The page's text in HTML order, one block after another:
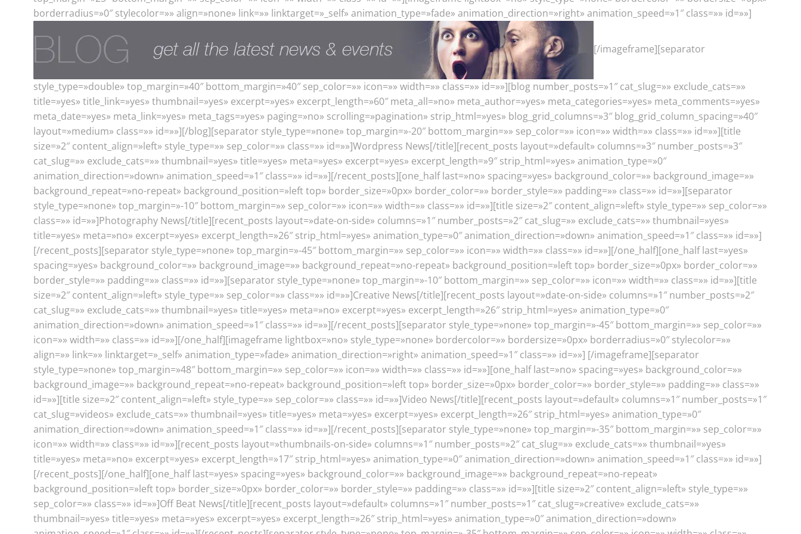
borderradius=»0″ stylecolor=»» align=»none» link=»» linktarget=»_self» animation_type=»fade» animation_direction=»right» animation_speed=»1″ class=»» id=»»]
[/imageframe][separator
style_type=»double» top_margin=»40″ bottom_margin=»40″ sep_color=»» icon=»» width=»» class=»» id=»»][blog number_posts=»1″ cat_slug=»» exclude_cats=»»
title=»yes» title_link=»yes» thumbnail=»yes» excerpt=»yes» excerpt_length=»60″ meta_all=»no» meta_author=»yes» meta_categories=»yes» meta_comments=»yes»
meta_date=»yes» meta_link=»yes» meta_tags=»yes» paging=»no» scrolling=»pagination» strip_html=»yes» blog_grid_columns=»3″ blog_grid_column_spacing=»40″
layout=»medium» class=»» id=»»][/blog][separator style_type=»none» top_margin=»-20″ bottom_margin=»» sep_color=»» icon=»» width=»» class=»» id=»»][title
size=»2″ content_align=»left» style_type=»» sep_color=»» class=»» id=»»]Wordpress News[/title][recent_posts layout=»default» columns=»3″ number_posts=»3″
cat_slug=»» exclude_cats=»» thumbnail=»yes» title=»yes» meta=»yes» excerpt=»yes» excerpt_length=»9″ strip_html=»yes» animation_type=»0″
animation_direction=»down» animation_speed=»1″ class=»» id=»»][/recent_posts][one_half last=»no» spacing=»yes» background_color=»» background_image=»»
background_repeat=»no-repeat» background_position=»left top» border_size=»0px» border_color=»» border_style=»» padding=»» class=»» id=»»][separator
style_type=»none» top_margin=»-10″ bottom_margin=»» sep_color=»» icon=»» width=»» class=»» id=»»][title size=»2″ content_align=»left» style_type=»» sep_color=»»
class=»» id=»»]Photography News[/title][recent_posts layout=»date-on-side» columns=»1″ number_posts=»2″ cat_slug=»» exclude_cats=»» thumbnail=»yes»
title=»yes» meta=»no» excerpt=»yes» excerpt_length=»26″ strip_html=»yes» animation_type=»0″ animation_direction=»down» animation_speed=»1″ class=»» id=»»]
[/recent_posts][separator style_type=»none» top_margin=»-45″ bottom_margin=»» sep_color=»» icon=»» width=»» class=»» id=»»][/one_half][one_half last=»yes»
spacing=»yes» background_color=»» background_image=»» background_repeat=»no-repeat» background_position=»left top» border_size=»0px» border_color=»»
border_style=»» padding=»» class=»» id=»»][separator style_type=»none» top_margin=»-10″ bottom_margin=»» sep_color=»» icon=»» width=»» class=»» id=»»][title
size=»2″ content_align=»left» style_type=»» sep_color=»» class=»» id=»»]Creative News[/title][recent_posts layout=»date-on-side» columns=»1″ number_posts=»2″
cat_slug=»» exclude_cats=»» thumbnail=»yes» title=»yes» meta=»no» excerpt=»yes» excerpt_length=»26″ strip_html=»yes» animation_type=»0″
animation_direction=»down» animation_speed=»1″ class=»» id=»»][/recent_posts][separator style_type=»none» top_margin=»-45″ bottom_margin=»» sep_color=»»
icon=»» width=»» class=»» id=»»][/one_half][imageframe lightbox=»no» style_type=»none» bordercolor=»» bordersize=»0px» borderradius=»0″ stylecolor=»»
align=»» link=»» linktarget=»_self» animation_type=»fade» animation_direction=»right» animation_speed=»1″ class=»» id=»»] [/imageframe][separator
style_type=»none» top_margin=»48″ bottom_margin=»» sep_color=»» icon=»» width=»» class=»» id=»»][one_half last=»no» spacing=»yes» background_color=»»
background_image=»» background_repeat=»no-repeat» background_position=»left top» border_size=»0px» border_color=»» border_style=»» padding=»» class=»»
id=»»][title size=»2″ content_align=»left» style_type=»» sep_color=»» class=»» id=»»]Video News[/title][recent_posts layout=»default» columns=»1″ number_posts=»1″
cat_slug=»videos» exclude_cats=»» thumbnail=»yes» title=»yes» meta=»yes» excerpt=»yes» excerpt_length=»26″ strip_html=»yes» animation_type=»0″
animation_direction=»down» animation_speed=»1″ class=»» id=»»][/recent_posts][separator style_type=»none» top_margin=»-35″ bottom_margin=»» sep_color=»»
icon=»» width=»» class=»» id=»»][recent_posts layout=»thumbnails-on-side» columns=»1″ number_posts=»2″ cat_slug=»» exclude_cats=»» thumbnail=»yes»
title=»yes» meta=»no» excerpt=»yes» excerpt_length=»17″ strip_html=»yes» animation_type=»0″ animation_direction=»down» animation_speed=»1″ class=»» id=»»]
[/recent_posts][/one_half][one_half last=»yes» spacing=»yes» background_color=»» background_image=»» background_repeat=»no-repeat»
background_position=»left top» border_size=»0px» border_color=»» border_style=»» padding=»» class=»» id=»»][title size=»2″ content_align=»left» style_type=»»
sep_color=»» class=»» id=»»]Off Beat News[/title][recent_posts layout=»default» columns=»1″ number_posts=»1″ cat_slug=»creative» exclude_cats=»»
thumbnail=»yes» title=»yes» meta=»yes» excerpt=»yes» excerpt_length=»26″ strip_html=»yes» animation_type=»0″ animation_direction=»down»